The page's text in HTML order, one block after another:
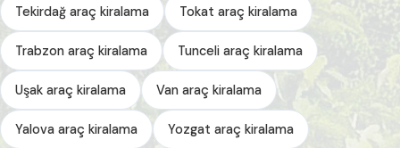
Tekirdağ araç kiralama Tokat araç kiralama
Trabzon araç kiralama Tunceli araç kiralama
Uşak araç kiralama Van araç kiralama
Yalova araç kiralama Yozgat araç kiralama